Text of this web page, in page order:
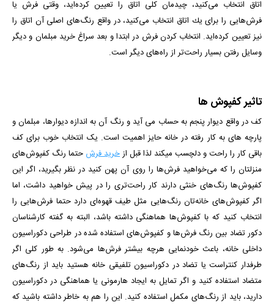
اتاق انتخاب می‌كنید، چیدمان كلی اتاق را تعیین كرده‌اید، وقتی فرش یا
فرش‌هایی را برای یك اتاق انتخاب می‌كنید، در واقع رنگ‌های اصلی آن اتاق را
نیز تعیین كرده‌اید. انتخاب کردن فرش در ابتدا و بعد سراغ خرید مبلمان و دیگر
وسایل رفتن بسیار راحت‌تر از راه‌های دیگر است.
تاثیر کفپوش ها
کف در واقع دیوار پنجم به حساب می­ آید و رنگ آن به اندازه دیوارها، مبلمان و
پارچه­ های به کار رفته در خانه حایز اهمیت است. یک انتخاب خوب برای کف
باقی کار را راحت و دلچسب می­کند لذا قبل ازخرید فرش حتما رنگ کفپوش‌های
منزلتان را که می‌خواهید فرش‌ها را روی آن پهن کنید در نظر بگیرید، اگر این
کفپوش‌ها رنگ‌های خنثی دارند کار راحت‌تری را در پیش خواهید داشت، اما
اگر کفپوش‌های خانه‌تان رنگ‌هایی مثل طیف قهوه‌ای دارد حتما فرش‌هایی را
انتخاب کنید که با کفپوش‌ها هماهنگی داشته باشد، البته به گفته کارشناسان
دکور تضاد بین رنگ فرش‌ها و کفپوش‌های استفاده شده در طراحی دکوراسیون
داخلی خانه، باعث خودنمایی هرچه بیشتر فرش‌ها می‌شود. به طور کلی اگر
طرفدار کنتراست یا تضاد در دکوراسیون تلفیقی خانه هستید باید از رنگ‌های
متضاد استفاده کنید و اگر تمایل به ایجاد هارمونی یا هماهنگی در دکوراسیون
دارید، باید از رنگ‌های مکمل استفاده کنید. این را هم به خاطر داشته باشید که